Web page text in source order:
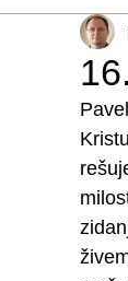
DUHOVNA